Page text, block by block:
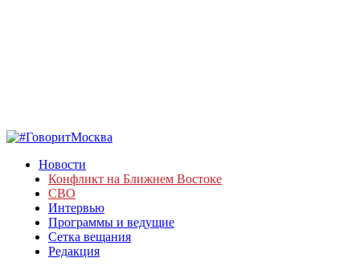
Новости
Конфликт на Ближнем Востоке
СВО
Интервью
Программы и ведущие
Сетка вещания
Редакция